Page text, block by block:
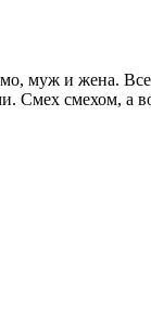
муж и жена.
Смех смехом, а